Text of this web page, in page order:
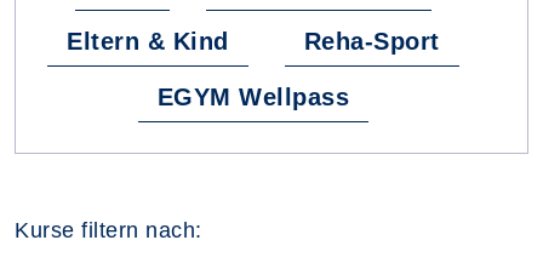
Eltern & Kind Reha-Sport
EGYM Wellpass
Kurse filtern nach: